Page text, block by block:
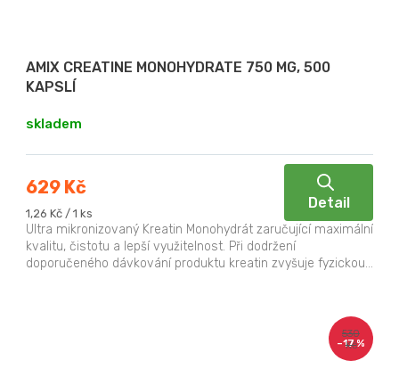
AMIX CREATINE MONOHYDRATE 750 MG, 500
KAPSLÍ
skladem
629 Kč
Měrná
cena:
1,26 Kč / 1 ks
Detail
Ultra mikronizovaný Kreatin Monohydrát zaručující maximální
kvalitu, čistotu a lepší využitelnost. Při dodržení
doporučeného dávkování produktu kreatin zvyšuje fyzickou...
530
Kč
–17 %